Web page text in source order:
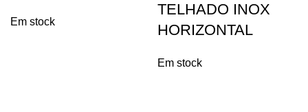
Em stock
TELHADO INOX
HORIZONTAL
Em stock